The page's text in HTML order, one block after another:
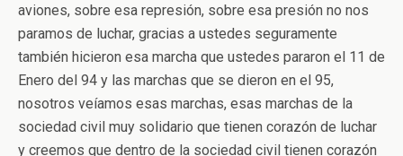
aviones, sobre esa represión, sobre esa presión no nos
paramos de luchar, gracias a ustedes seguramente
también hicieron esa marcha que ustedes pararon el 11 de
Enero del 94 y las marchas que se dieron en el 95,
nosotros veíamos esas marchas, esas marchas de la
sociedad civil muy solidario que tienen corazón de luchar
y creemos que dentro de la sociedad civil tienen corazón